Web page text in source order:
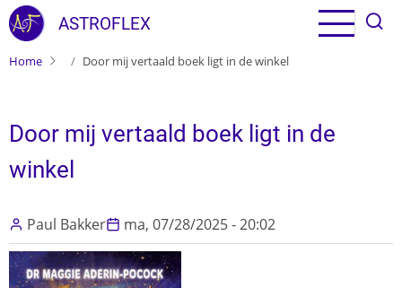
Overslaan en naar de inhoud gaan
ASTROFLEX
Home Door mij vertaald boek ligt in de winkel
Door mij vertaald boek ligt in de
winkel
Paul Bakker ma, 07/28/2025 - 20:02